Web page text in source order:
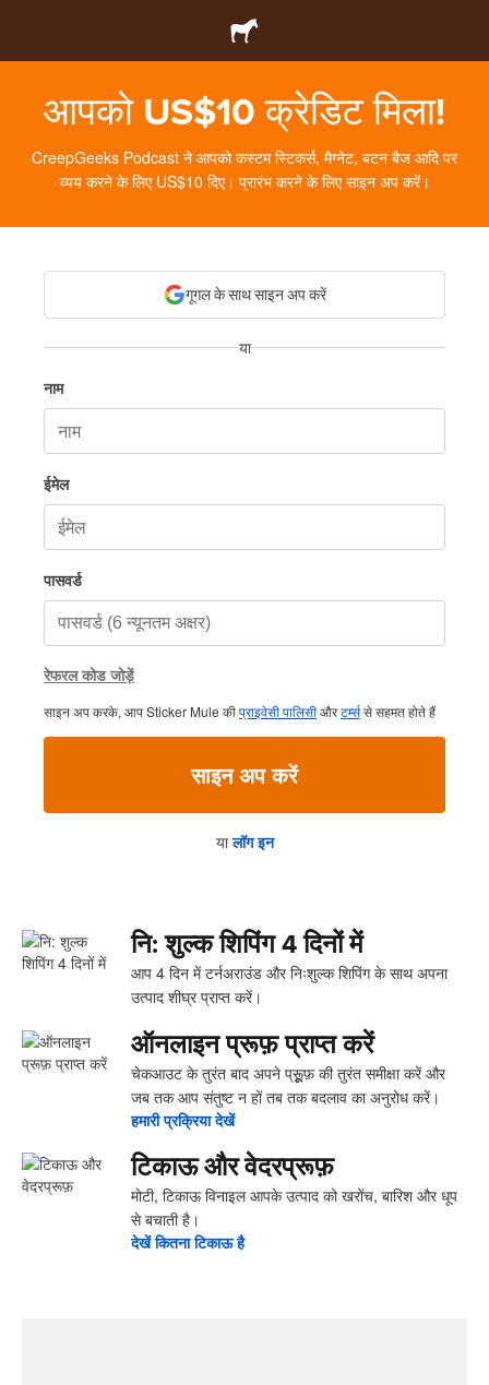
आपको US$10 क्रेडिट मिला!
CreepGeeks Podcast ने आपको कस्टम स्टिकर्स, मैग्नेट, बटन बैज आदि पर
व्यय करने के लिए US$10 दिए। प्रारंभ करने के लिए साइन अप करें।
गूगल के साथ साइन अप करें
या
नाम
ईमेल
पासवर्ड
रेफरल कोड जोड़ें
साइन अप करके, आप Sticker Mule कीप्राइवेसी पालिसीऔरटर्म्ससे सहमत होते हैं
साइन अप करें
यालॉग इन
नि: शुल्क शिपिंग 4 दिनों में
आप 4 दिन में टर्नअराउंड और निःशुल्क शिपिंग के साथ अपना
उत्पाद शीघ्र प्राप्त करें।
ऑनलाइन प्रूफ़ प्राप्त करें
चेकआउट के तुरंत बाद अपने प्रूूूूफ़ की तुरंत समीक्षा करें और
जब तक आप संतुष्ट न हों तब तक बदलाव का अनुरोध करें।
हमारी प्रक्रिया देखें
टिकाऊ और वेदरप्रूफ़
मोटी, टिकाऊ विनाइल आपके उत्पाद को खरोंच, बारिश और धूप
से बचाती है।
देखें ‍कितना ‍टिकाऊ है